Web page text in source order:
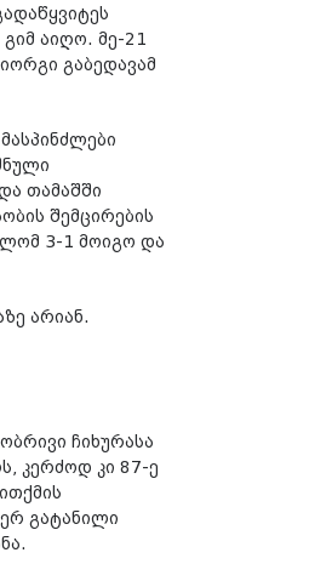
აიღო. მე-21
გაბედავამ
თამაშში
შემცირების
3-1 მოიგო და
არიან.
ჩიხურასა
კერძოდ კი 87-ე
გატანილი